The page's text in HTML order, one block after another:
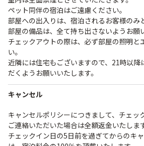
ペット同伴の宿泊はご遠慮ください。
部屋への出入りは、宿泊されるお客様のみ
部屋の備品は、全て持ち出さないようお願
チェックアウトの際は、必ず部屋の照明と
い。
近隣には住宅もございますので、21時以降
だくようお願いいたします。
キャンセル
キャンセルポリシーにつきまして、チェッ
ご連絡いただいた場合は全額返金いたします
チェックイン日の5日前を過ぎてからのキ